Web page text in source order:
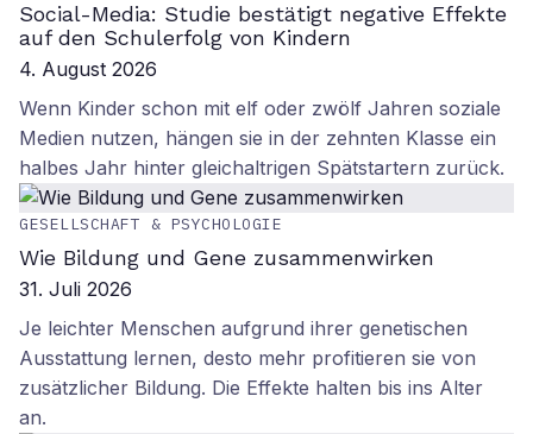
Social-Media: Studie bestätigt negative Effekte
auf den Schulerfolg von Kindern
4. August 2026
Wenn Kinder schon mit elf oder zwölf Jahren soziale
Medien nutzen, hängen sie in der zehnten Klasse ein
halbes Jahr hinter gleichaltrigen Spätstartern zurück.
GESELLSCHAFT & PSYCHOLOGIE
Wie Bildung und Gene zusammenwirken
31. Juli 2026
Je leichter Menschen aufgrund ihrer genetischen
Ausstattung lernen, desto mehr profitieren sie von
zusätzlicher Bildung. Die Effekte halten bis ins Alter
an.